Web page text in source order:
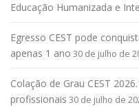
Educação Humanizada e
Egresso CEST pode
apenas 1 ano 30 de julho de
Colação de Grau CEST
profissionais 30 de julho de